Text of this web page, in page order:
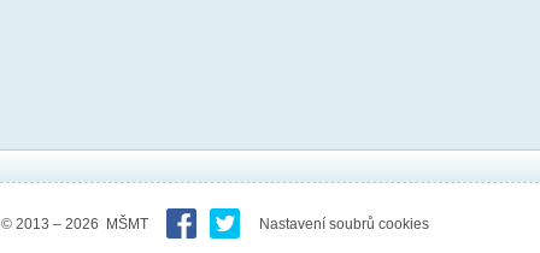
© 2013 – 2026 MŠMT Nastavení soubrů cookies